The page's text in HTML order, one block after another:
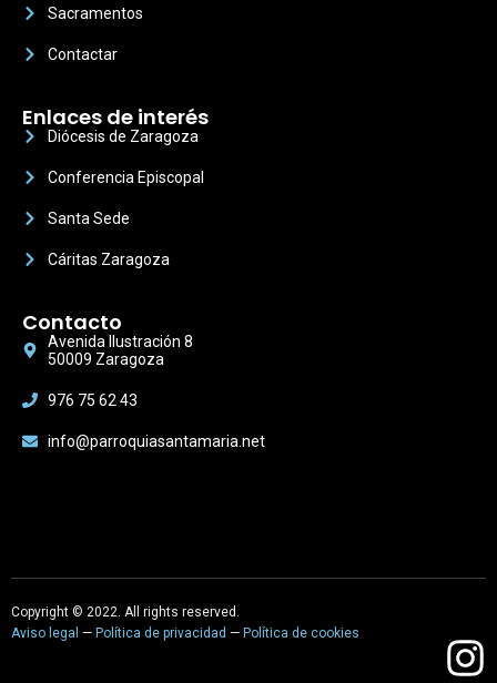
Sacramentos
Contactar
Enlaces de interés
Diócesis de Zaragoza
Conferencia Episcopal
Santa Sede
Cáritas Zaragoza
Contacto
Avenida Ilustración 8
50009 Zaragoza
976 75 62 43
info@parroquiasantamaria.net
Copyright © 2022. All rights reserved.
Aviso legal — Política de privacidad — Política de cookies